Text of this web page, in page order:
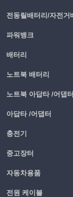
전동릴배터리/자전거
파워뱅크
배터리
노트북 배터리
노트북 아답타 /어댑터
아답타 /어댑터
충전기
중고장터
자동차용품
전원 케이블